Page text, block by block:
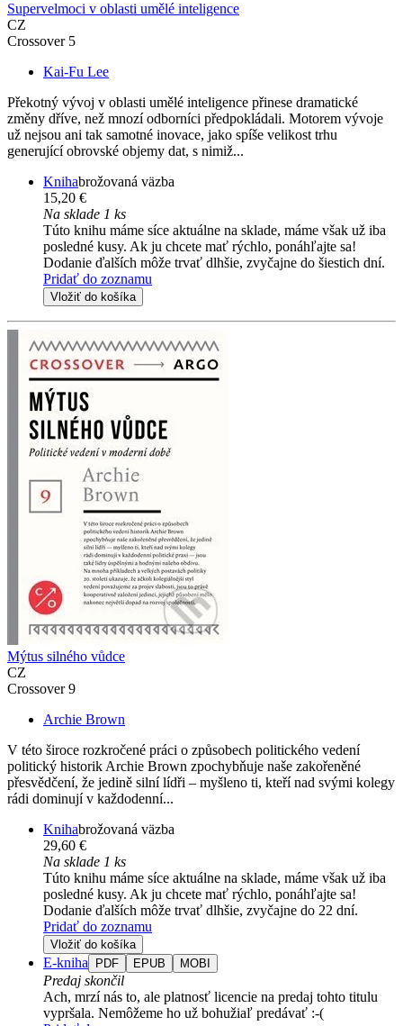
Supervelmoci v oblasti umělé inteligence
CZ
Crossover 5
Kai-Fu Lee
Překotný vývoj v oblasti umělé inteligence přinese dramatické
změny dříve, než mnozí odborníci předpokládali. Motorem vývoje
už nejsou ani tak samotné inovace, jako spíše velikost trhu
generující obrovské objemy dat, s nimiž...
Knihabrožovaná väzba
15,20 €
Na sklade 1 ks
Túto knihu máme síce aktuálne na sklade, máme však už iba
posledné kusy. Ak ju chcete mať rýchlo, ponáhľajte sa!
Dodanie ďalších môže trvať dlhšie, zvyčajne do šiestich dní.
Pridať do zoznamu
Vložiť do košíka
Mýtus silného vůdce
CZ
Crossover 9
Archie Brown
V této široce rozkročené práci o způsobech politického vedení
politický historik Archie Brown zpochybňuje naše zakořeněné
přesvědčení, že jedině silní lídři – myšleno ti, kteří nad svými kolegy
rádi dominují v každodenní...
Knihabrožovaná väzba
29,60 €
Na sklade 1 ks
Túto knihu máme síce aktuálne na sklade, máme však už iba
posledné kusy. Ak ju chcete mať rýchlo, ponáhľajte sa!
Dodanie ďalších môže trvať dlhšie, zvyčajne do 22 dní.
Pridať do zoznamu
Vložiť do košíka
E-kniha PDF EPUB MOBI
Predaj skončil
Ach, mrzí nás to, ale platnosť licencie na predaj tohto titulu
vypršala. Nemôžeme ho už bohužiaľ predávať :-(